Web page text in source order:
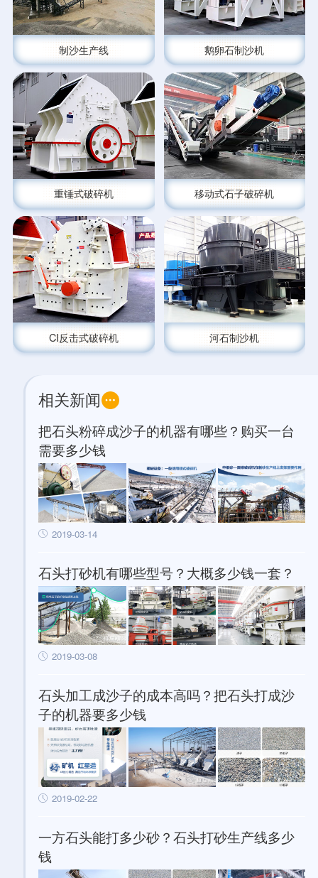
制沙生产线 鹅卵石制沙机
重锤式破碎机 移动式石子破碎机
CI反击式破碎机 河石制沙机
相关新闻
把石头粉碎成沙子的机器有哪些？购买一台
需要多少钱
2019-03-14
石头打砂机有哪些型号？大概多少钱一套？
2019-03-08
石头加工成沙子的成本高吗？把石头打成沙
子的机器要多少钱
2019-02-22
一方石头能打多少砂？石头打砂生产线多少
钱